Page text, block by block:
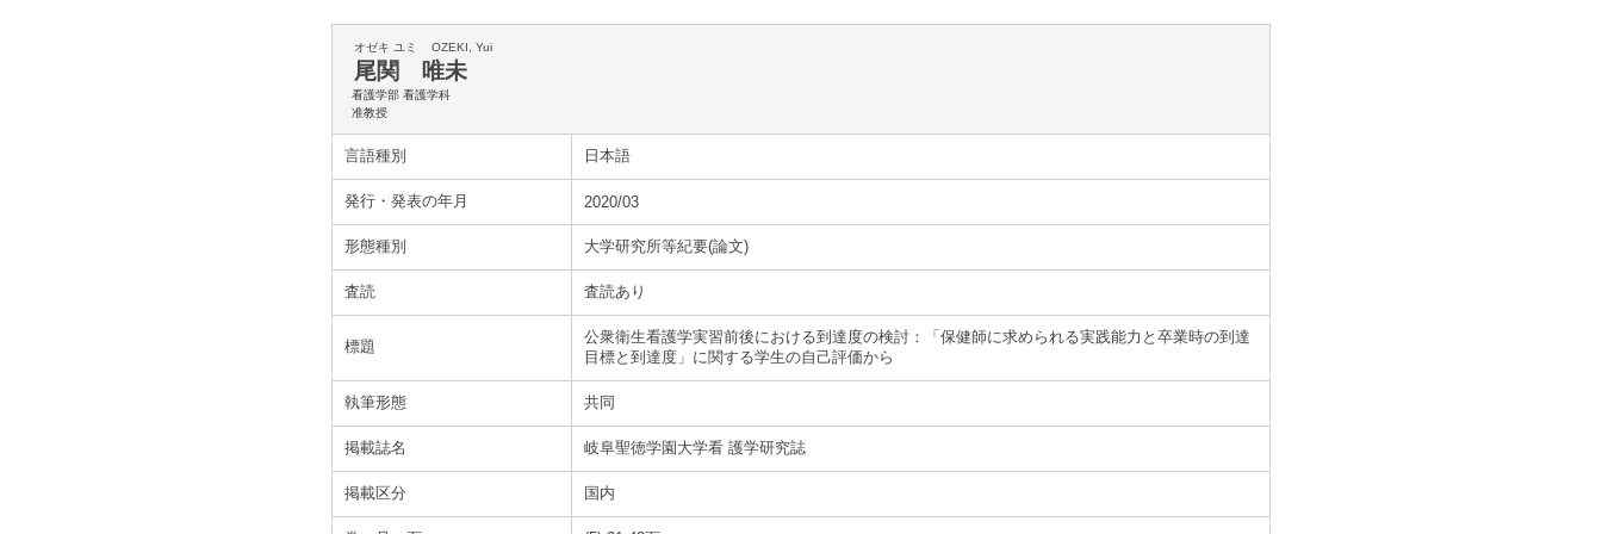
オゼキ ユミ OZEKI, Yui
尾関 唯未
看護学部 看護学科
准教授
言語種別 日本語
発行・発表の年月 2020/03
形態種別 大学研究所等紀要(論文)
査読 査読あり
標題
公衆衛生看護学実習前後における到達度の検討：「保健師に求められる実践能力と卒業時の到達
目標と到達度」に関する学生の自己評価から
執筆形態 共同
掲載誌名 岐阜聖徳学園大学看 護学研究誌
掲載区分 国内